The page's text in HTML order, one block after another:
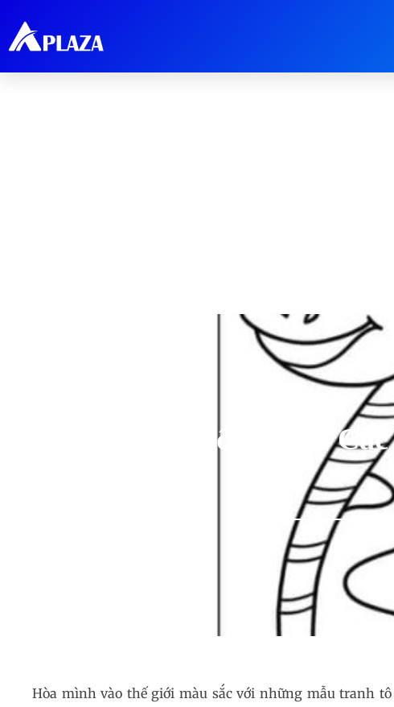
Tổng Hợp
Hòa mình vào thế giới màu sắc với những mẫu tranh